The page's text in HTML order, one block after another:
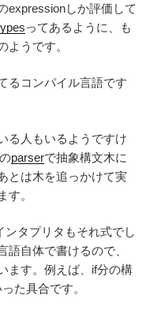
expressionしか評価して
ってあるように、も
ようです。
るコンパイル言語です
る人もいるようですけ
parserで抽象構文木に
とは木を追っかけて実
す。
タプリタもそれ式でし
語自体で書けるので、
ます。例えば、if分の構
た具合です。